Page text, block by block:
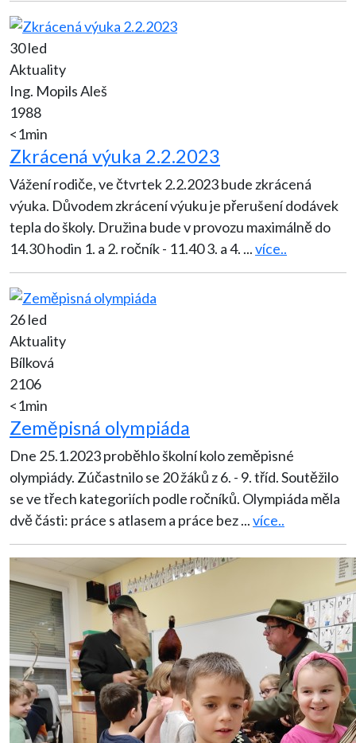
30 led
Aktuality
Ing. Mopils Aleš
1988
<1min
Zkrácená výuka 2.2.2023
Vážení rodiče, ve čtvrtek 2.2.2023 bude zkrácená
výuka. Důvodem zkrácení výuku je přerušení dodávek
tepla do školy. Družina bude v provozu maximálně do
14.30 hodin 1. a 2. ročník - 11.40 3. a 4. ...více..
26 led
Aktuality
Bílková
2106
<1min
Zeměpisná olympiáda
Dne 25.1.2023 proběhlo školní kolo zeměpisné
olympiády. Zúčastnilo se 20 žáků z 6. - 9. tříd. Soutěžilo
se ve třech kategoriích podle ročníků. Olympiáda měla
dvě části: práce s atlasem a práce bez...více..